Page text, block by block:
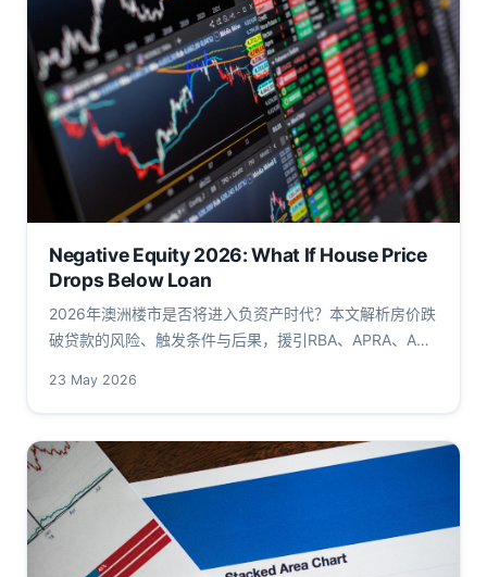
Negative Equity 2026: What If House Price
Drops Below Loan
2026年澳洲楼市是否将进入负资产时代？本文解析房价跌
破贷款的风险、触发条件与后果，援引RBA、APRA、ABS
23 May 2026